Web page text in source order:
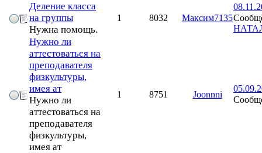
Деление класса
на группы
Нужна помощь.
1 8032 Максим7135
Нужно ли
аттестоваться на
преподавателя
физкультуры,
имея ат
Нужно ли
аттестоваться на
преподавателя
физкультуры,
имея ат
1 8751 Joonnni